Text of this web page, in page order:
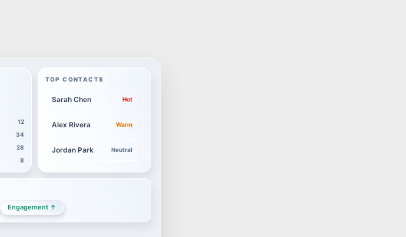
12
34
28
8
TOP CONTACTS
Sarah Chen Hot
Alex Rivera Warm
Jordan Park Neutral
Engagement ↑